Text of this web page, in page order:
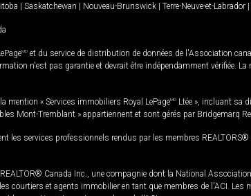
| Saskatchewan | Nouveau-Brunswick | Terre-Neuve-et-Labrador |
MD et du service de distribution de données de l'Association
n'est pas garantie et devrait être indépendamment vérifiée.
mention « Services immobiliers Royal LePageMD Ltée », incluant sa
Mont-Tremblant » appartiennent et sont gérés par Bridgemarq
services professionnels rendus par les membres
Canada Inc., une compagnie dont la National
courtiers et agents immobilier en tant que membres de l'ACI.